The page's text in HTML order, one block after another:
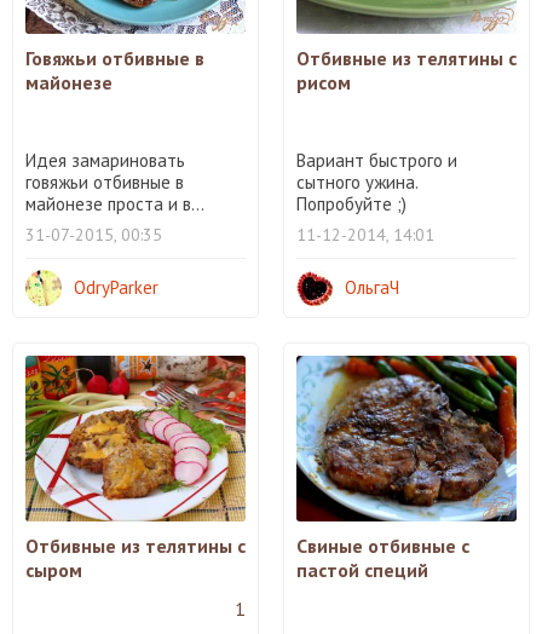
Говяжьи отбивные в
майонезе
Идея замариновать
говяжьи отбивные в
майонезе проста и в...
31-07-2015, 00:35
OdryParker
Отбивные из телятины с
рисом
Вариант быстрого и
сытного ужина.
Попробуйте ;)
11-12-2014, 14:01
ОльгаЧ
Отбивные из телятины с
сыром
1
Свиные отбивные с
пастой специй